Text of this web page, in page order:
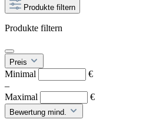
Produkte filtern
Produkte filtern
Preis
Minimal
€
–
Maximal
€
Bewertung mind.